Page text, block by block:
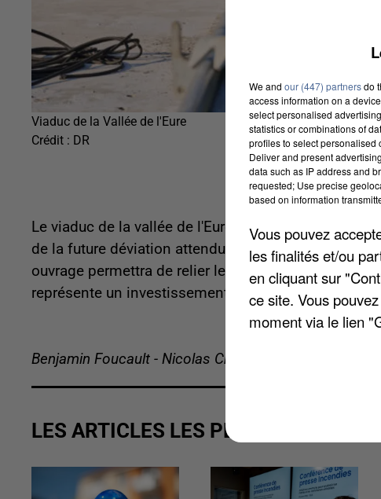
Viaduc de la Vallée de l'Eure
Crédit : DR
Le viaduc de la vallée de l'Eure sera bientôt terminé
de la future déviation attendue de Nogent-le-Roi et
ouvrage permettra de relier les différents tronçons
représente un investissement global de 42 millions
Benjamin Foucault - Nicolas Chacun
LES ARTICLES LES PLUS VUS
We and our (447) partnersdo
access information on a
select personalised
statistics or combinations of
profiles to select personalised
Deliver and present
data such as IP address and
requested; Use precise
based on information
Vous pouvez
les finalités et/ou
en cliquant sur
ce site. Vous
moment via le lien